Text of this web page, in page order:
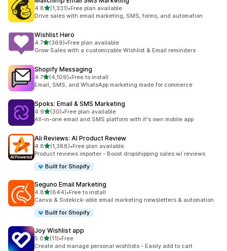
4.8滿分 5 顆星
(1,331)
共有 1331 則評價
•Free plan available
Drive sales with email marketing, SMS, forms, and automation
Wishlist Hero
4.7滿分 5 顆星
(369)
共有 369 則評價
•Free plan available
Grow Sales with a customizable Wishlist & Email reminders
Shopify Messaging
4.7滿分 5 顆星
(4,109)
共有 4109 則評價
•Free to install
Email, SMS, and WhatsApp marketing made for commerce
Spoks: Email & SMS Marketing
4.9滿分 5 顆星
(30)
共有 30 則評價
•Free plan available
All-in-one email and SMS platform with it's own mobile app
Ali Reviews: AI Product Review
4.8滿分 5 顆星
(1,388)
共有 1388 則評價
•Free plan available
Product reviews importer - Boost dropshipping sales w/ reviews
Built for Shopify
Seguno Email Marketing
4.8滿分 5 顆星
(644)
共有 644 則評價
•Free to install
Canva & Sidekick-able email marketing newsletters & automation
Built for Shopify
Joy Wishlist app
5.0滿分 5 顆星
(11)
共有 11 則評價
•Free
Create and manage personal wishlists - Easily add to cart